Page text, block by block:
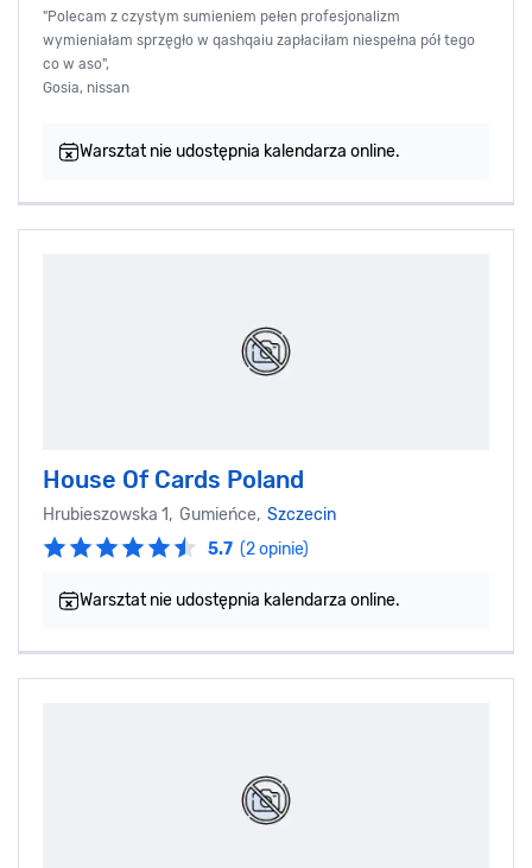
"Polecam z czystym sumieniem pełen profesjonalizm
wymieniałam sprzęgło w qashqaiu zapłaciłam niespełna pół tego
co w aso",
Gosia, nissan
Warsztat nie udostępnia kalendarza online.
House Of Cards Poland
Hrubieszowska 1, Gumieńce, Szczecin
5.7 (2 opinie)
Warsztat nie udostępnia kalendarza online.